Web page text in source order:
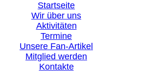
Startseite
Wir über uns
Aktivitäten
Termine
Unsere Fan-Artikel
Mitglied werden
Kontakte